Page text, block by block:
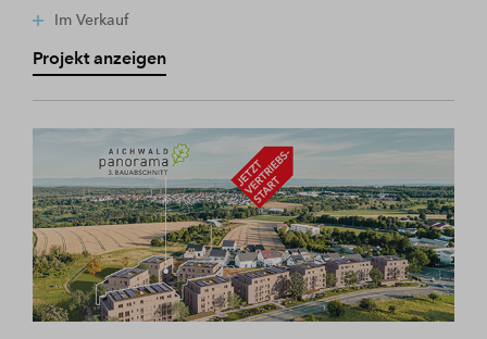
Im Verkauf
Projekt anzeigen